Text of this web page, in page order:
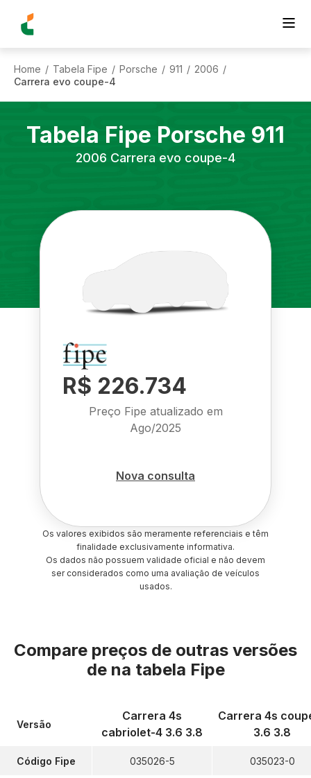
Home / Tabela Fipe / Porsche / 911 / 2006 /
Carrera evo coupe-4
Tabela Fipe Porsche 911
2006 Carrera evo coupe-4
R$ 226.734
Preço Fipe atualizado em
Ago/2025
Nova consulta
Os valores exibidos são meramente referenciais e têm
finalidade exclusivamente informativa.
Os dados não possuem validade oficial e não devem
ser considerados como uma avaliação de veículos
usados.
Compare preços de outras versões
de na tabela Fipe
Versão
Código Fipe
Carrera 4s
cabriolet-4 3.6 3.8
035026-5
Carrera 4s
3.6 3.8
035023-0